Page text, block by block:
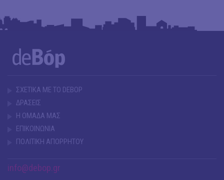
ΣΧΕΤΙΚΑ ΜΕ ΤΟ DEBOP
ΔΡΑΣΕΙΣ
Η ΟΜΑΔΑ ΜΑΣ
ΕΠΙΚΟΙΝΩΝΙΑ
ΠΟΛΙΤΙΚΗ ΑΠΟΡΡΗΤΟΥ
info@debop.gr